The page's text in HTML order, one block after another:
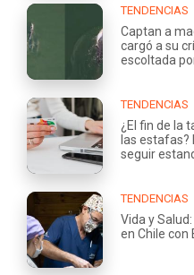
TENDENCIAS
Captan a
cargó a su
escoltada
TENDENCIAS
¿El fin de la
las estafas?
seguir
TENDENCIAS
Vida y
en Chile con